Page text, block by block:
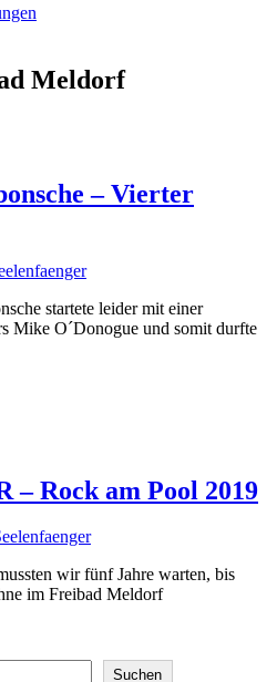
Meldorf
– Vierter
startete leider mit einer
Mike O´Donogue und somit durfte
– Rock am Pool 2019
wir fünf Jahre warten, bis
im Freibad Meldorf
Suchen